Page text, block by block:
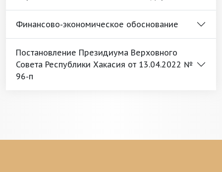
Финансово-экономическое обоснование
Постановление Президиума Верховного
Совета Республики Хакасия от 13.04.2022 №
96-п